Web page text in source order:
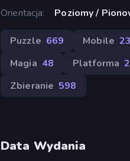
Orientacja
Poziomy /
Puzzle 669 Mobile
Magia 48 Platforma
Zbieranie 598
Data Wydania